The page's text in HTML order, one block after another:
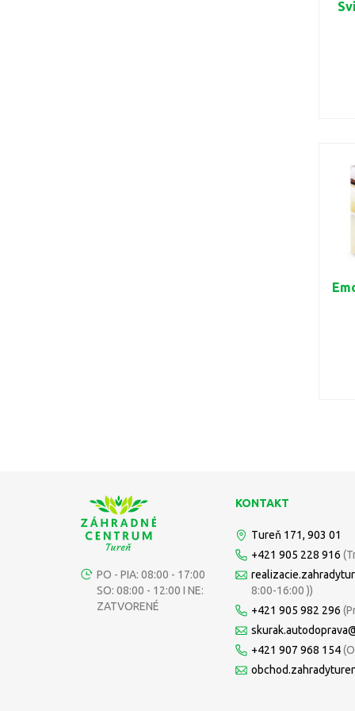
PO - PIA: 08:00 - 17:00
SO: 08:00 - 12:00 I NE:
ZATVORENÉ
KONTAKT
Tureň 171, 903 01
+421 905 228 916
8:00-16:00 ))
+421 905 982 296
+421 907 968 154